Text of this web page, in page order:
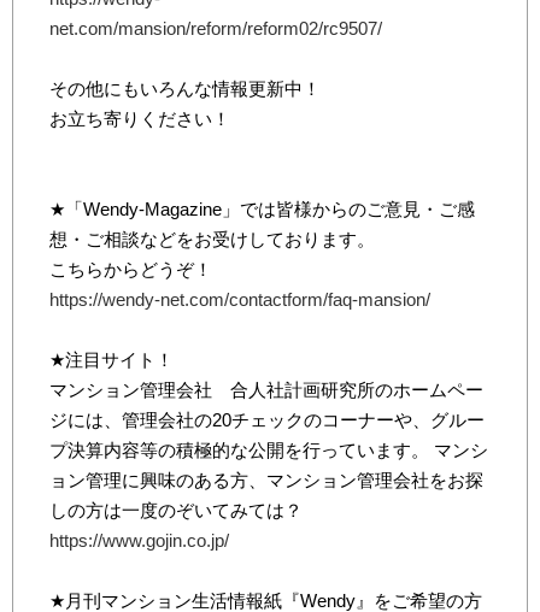
net.com/mansion/reform/reform02/rc9507/
その他にもいろんな情報更新中！
お立ち寄りください！
★「Wendy-Magazine」では皆様からのご意見・ご感
想・ご相談などをお受けしております。
こちらからどうぞ！
https://wendy-net.com/contactform/faq-mansion/
★注目サイト！
マンション管理会社 合人社計画研究所のホームペー
ジには、管理会社の20チェックのコーナーや、グルー
プ決算内容等の積極的な公開を行っています。 マンシ
ョン管理に興味のある方、マンション管理会社をお探
しの方は一度のぞいてみては？
https://www.gojin.co.jp/
★月刊マンション生活情報紙『Wendy』をご希望の方